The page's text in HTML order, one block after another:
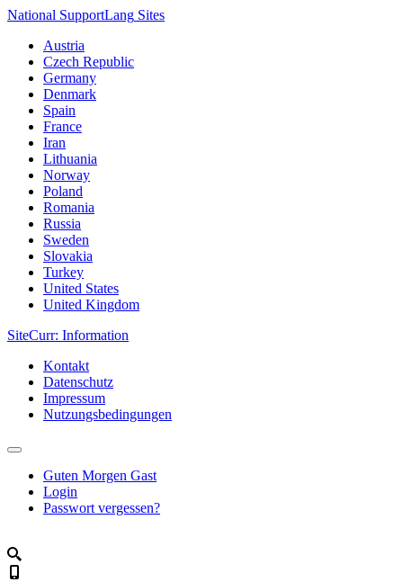
National SupportLang Sites
Austria
Czech Republic
Germany
Denmark
Spain
France
Iran
Lithuania
Norway
Poland
Romania
Russia
Sweden
Slovakia
Turkey
United States
United Kingdom
SiteCurr: Information
Kontakt
Datenschutz
Impressum
Nutzungsbedingungen
Guten Morgen Gast
Login
Passwort vergessen?